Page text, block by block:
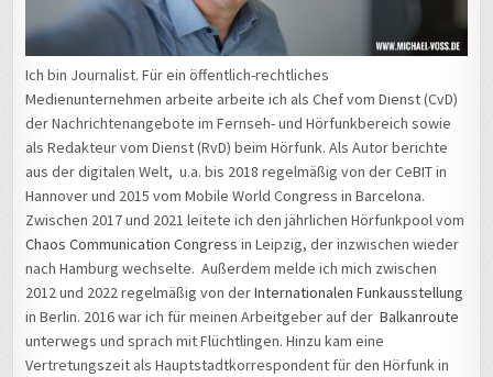
Ich bin Journalist. Für ein öffentlich-rechtliches
Medienunternehmen arbeite arbeite ich als Chef vom Dienst (CvD)
der Nachrichtenangebote im Fernseh- und Hörfunkbereich sowie
als Redakteur vom Dienst (RvD) beim Hörfunk. Als Autor berichte
aus der digitalen Welt, u.a. bis 2018 regelmäßig von der CeBIT in
Hannover und 2015 vom Mobile World Congress in Barcelona.
Zwischen 2017 und 2021 leitete ich den jährlichen Hörfunkpool vom
Chaos Communication Congress in Leipzig, der inzwischen wieder
nach Hamburg wechselte. Außerdem melde ich mich zwischen
2012 und 2022 regelmäßig von derInternationalen Funkausstellung
in Berlin. 2016 war ich für meinen Arbeitgeber auf derBalkanroute
unterwegs und sprach mit Flüchtlingen. Hinzu kam eine
Vertretungszeit als Hauptstadtkorrespondent für den Hörfunk in